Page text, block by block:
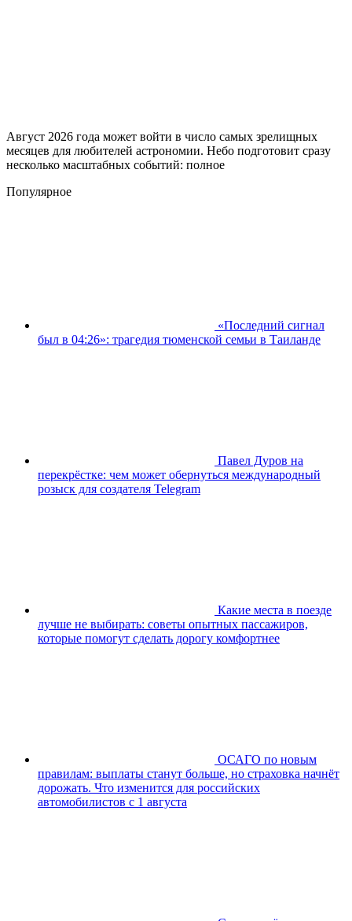
Август 2026 года может войти в число самых зрелищных
месяцев для любителей астрономии. Небо подготовит сразу
несколько масштабных событий: полное
Популярное
«Последний сигнал
был в 04:26»: трагедия тюменской семьи в Таиланде
Павел Дуров на
перекрёстке: чем может обернуться международный
розыск для создателя Telegram
Какие места в поезде
лучше не выбирать: советы опытных пассажиров,
которые помогут сделать дорогу комфортнее
ОСАГО по новым
правилам: выплаты станут больше, но страховка начнёт
дорожать. Что изменится для российских
автомобилистов с 1 августа